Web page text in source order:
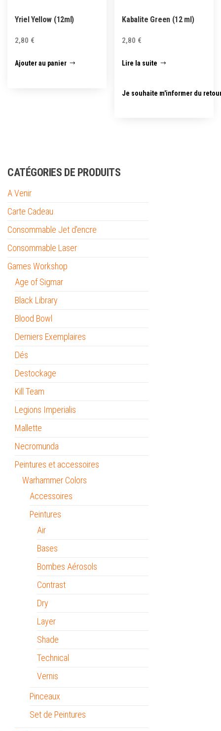
Yriel Yellow (12ml)
2,80 €
Ajouter au panier
Kabalite Green (12 ml)
2,80 €
Lire la suite
Je souhaite m'informer du
CATÉGORIES DE PRODUITS
A Venir
Carte Cadeau
Consommable Jet d'encre
Consommable Laser
Games Workshop
Age of Sigmar
Black Library
Blood Bowl
Derniers Exemplaires
Dés
Destockage
Kill Team
Legions Imperialis
Mallette
Necromunda
Peintures et accessoires
Warhammer Colors
Accessoires
Peintures
Air
Bases
Bombes Aérosols
Contrast
Dry
Layer
Shade
Technical
Vernis
Pinceaux
Set de Peintures